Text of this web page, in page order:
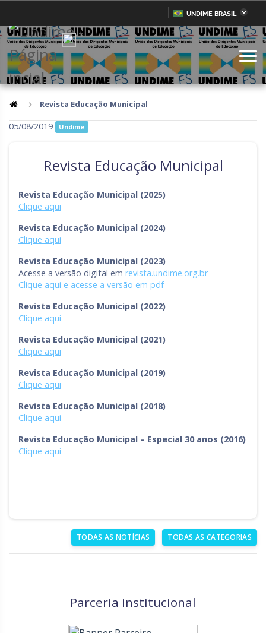
IR
PARA
CONTEÚDO
UNDIME BRASIL
Amazonas Amapá
Bahia Ceará
Mato Grosso Pará
Piauí
Rio de Janeiro Rio Grande do Norte
Rio Grande do Sul Sergipe
Santa Catarina São Paulo
Tocantins
Revista Educação Municipal
05/08/2019 Undime
Revista Educação Municipal
Revista Educação Municipal (2025)
Clique aqui
Revista Educação Municipal (2024)
Clique aqui
Revista Educação Municipal (2023)
Acesse a versão digital em revista.undime.org.br
Clique aqui e acesse a versão em pdf
Revista Educação Municipal (2022)
Clique aqui
Revista Educação Municipal (2021)
Clique aqui
Revista Educação Municipal (2019)
Clique aqui
Revista Educação Municipal (2018)
Clique aqui
Revista Educação Municipal – Especial 30 anos (2016)
Clique aqui
TODAS AS NOTÍCIAS TODAS AS CATEGORIAS
Parceria institucional